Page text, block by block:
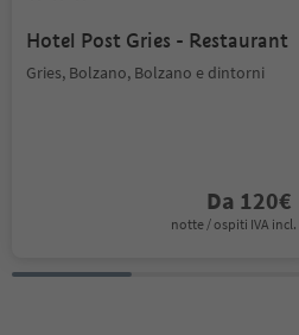
Hotel Post Gries - Restaurant
Gries, Bolzano, Bolzano e dintorni
Da 120€
notte / ospiti IVA incl.